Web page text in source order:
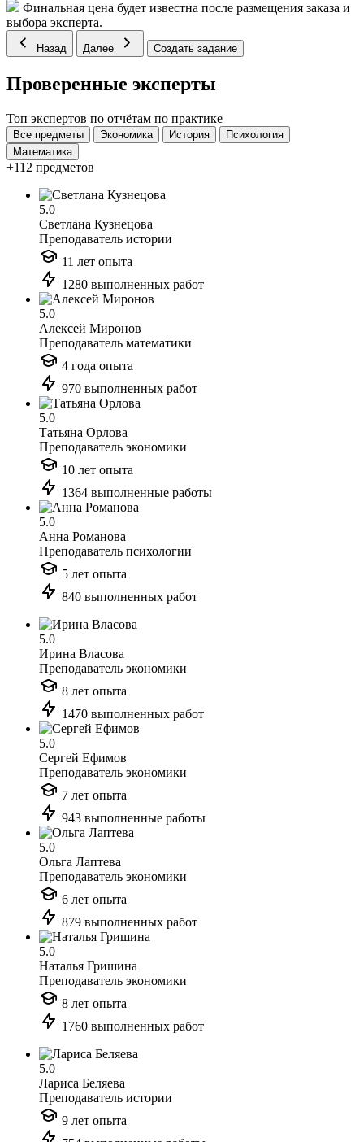
Финальная цена будет известна после размещения заказа и
выбора эксперта.
Назад Далее Создать задание
Проверенные эксперты
Топ экспертов по отчётам по практике
Все предметы Экономика История
Психология
Математика
+112 предметов
5.0
Светлана Кузнецова
Преподаватель истории
11 лет опыта
1280 выполненных работ
5.0
Алексей Миронов
Преподаватель математики
4 года опыта
970 выполненных работ
5.0
Татьяна Орлова
Преподаватель экономики
10 лет опыта
1364 выполненные работы
5.0
Анна Романова
Преподаватель психологии
5 лет опыта
840 выполненных работ
5.0
Ирина Власова
Преподаватель экономики
8 лет опыта
1470 выполненных работ
5.0
Сергей Ефимов
Преподаватель экономики
7 лет опыта
943 выполненные работы
5.0
Ольга Лаптева
Преподаватель экономики
6 лет опыта
879 выполненных работ
5.0
Наталья Гришина
Преподаватель экономики
8 лет опыта
1760 выполненных работ
5.0
Лариса Беляева
Преподаватель истории
9 лет опыта